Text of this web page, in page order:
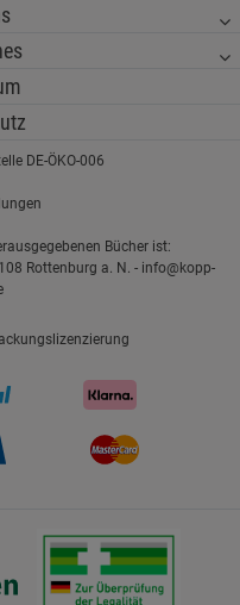
DE-ÖKO-006
Bücher ist:
Rottenburg a. N. - info@kopp-